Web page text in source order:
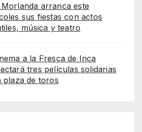
Morlanda arranca este
sus fiestas con actos
música y teatro
a la Fresca de Inca
tres películas solidarias
plaza de toros